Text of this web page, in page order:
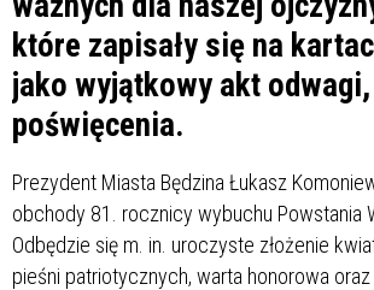
które zapisały się na
jako wyjątkowy akt
poświęcenia.
Prezydent Miasta Będzina Łukasz
obchody 81. rocznicy wybuchu Powstania
Odbędzie się m. in. uroczyste złożenie
pieśni patriotycznych, warta honorowa